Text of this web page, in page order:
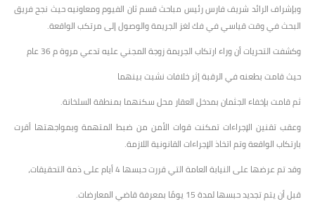
وبإشراف الرائد شريف فارس رئيس مباحث قسم ثان الفيوم ومعاونيه حيث نجح فريق
البحث في وقت قياسي في فك لغز الجريمة والوصول إلى مرتكب الواقعة.
وكشفت التحريات أن وراء ارتكاب الجريمة زوجة المجني عليه تدعي مروة م 36 عام
حيث قامت بطعنه في الرقبة إثر خلافات نشبت بينهما
ثم قامت بإخفاء الجثمان بمدخل العقار محل سكنهما بمنطقة السلخانة.
وعقب تقنين الإجراءات تمكنت قوات الأمن من ضبط المتهمة وبمواجهتها أقرت
بارتكاب الواقعة وتم اتخاذ الإجراءات القانونية اللازمة.
وقد تم عرضها على النيابة العامة التي قررت حبسها 4 أيام على ذمة التحقيقات،
قبل أن يتم تجديد حبسها لمدة 15 يومًا بمعرفة قاضي المعارضات.